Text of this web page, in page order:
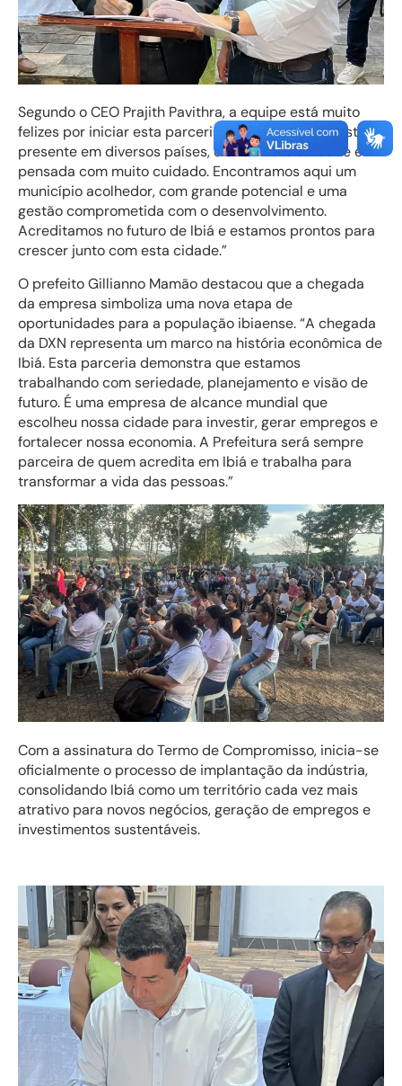
Segundo o CEO Prajith Pavithra, a equipe está muito
felizes por iniciar esta parceria com Ibiá. “A DXN está
presente em diversos países, e cada nova unidade é
pensada com muito cuidado. Encontramos aqui um
município acolhedor, com grande potencial e uma
gestão comprometida com o desenvolvimento.
Acreditamos no futuro de Ibiá e estamos prontos para
crescer junto com esta cidade.”
O prefeito Gillianno Mamão destacou que a chegada
da empresa simboliza uma nova etapa de
oportunidades para a população ibiaense. “A chegada
da DXN representa um marco na história econômica de
Ibiá. Esta parceria demonstra que estamos
trabalhando com seriedade, planejamento e visão de
futuro. É uma empresa de alcance mundial que
escolheu nossa cidade para investir, gerar empregos e
fortalecer nossa economia. A Prefeitura será sempre
parceira de quem acredita em Ibiá e trabalha para
transformar a vida das pessoas.”
Com a assinatura do Termo de Compromisso, inicia-se
oficialmente o processo de implantação da indústria,
consolidando Ibiá como um território cada vez mais
atrativo para novos negócios, geração de empregos e
investimentos sustentáveis.